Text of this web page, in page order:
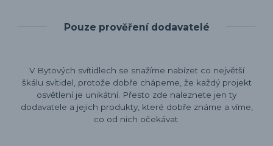
Pouze prověření dodavatelé
V Bytových svítidlech se snažíme nabízet co největší
škálu svítidel, protože dobře chápeme, že každý projekt
osvětlení je unikátní. Přesto zde naleznete jen ty
dodavatele a jejich produkty, které dobře známe a víme,
co od nich očekávat.